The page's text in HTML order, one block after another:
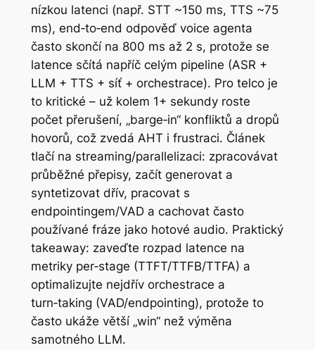
nízkou latenci (např. STT ~150 ms, TTS ~75
ms), end‑to‑end odpověď voice agenta
často skončí na 800 ms až 2 s, protože se
latence sčítá napříč celým pipeline (ASR +
LLM + TTS + síť + orchestrace). Pro telco je
to kritické – už kolem 1+ sekundy roste
počet přerušení, „barge‑in“ konfliktů a dropů
hovorů, což zvedá AHT i frustraci. Článek
tlačí na streaming/parallelizaci: zpracovávat
průběžné přepisy, začít generovat a
syntetizovat dřív, pracovat s
endpointingem/VAD a cachovat často
používané fráze jako hotové audio. Praktický
takeaway: zaveďte rozpad latence na
metriky per‑stage (TTFT/TTFB/TTFA) a
optimalizujte nejdřív orchestrace a
turn‑taking (VAD/endpointing), protože to
často ukáže větší „win“ než výměna
samotného LLM.